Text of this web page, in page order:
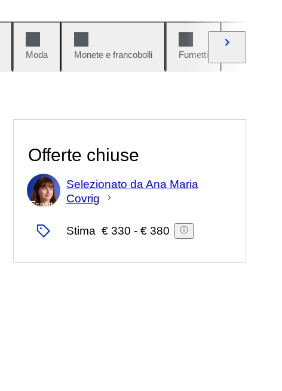
Moda Monete e francobolli Fumetti
Offerte chiuse
Esperto
Selezionato da Ana Maria
Covrig
Stima € 330 - € 380